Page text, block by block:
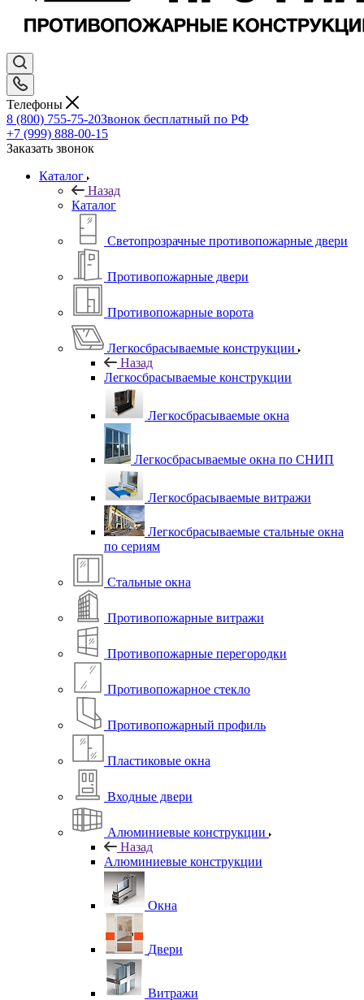
Телефоны
8 (800) 755-75-20Звонок бесплатный по РФ
+7 (999) 888-00-15
Заказать звонок
Каталог
Назад
Каталог
Светопрозрачные противопожарные двери
Противопожарные двери
Противопожарные ворота
Легкосбрасываемые конструкции
Назад
Легкосбрасываемые конструкции
Легкосбрасываемые окна
Легкосбрасываемые окна по СНИП
Легкосбрасываемые витражи
Легкосбрасываемые стальные окна
по сериям
Стальные окна
Противопожарные витражи
Противопожарные перегородки
Противопожарное стекло
Противопожарный профиль
Пластиковые окна
Входные двери
Алюминиевые конструкции
Назад
Алюминиевые конструкции
Окна
Двери
Витражи